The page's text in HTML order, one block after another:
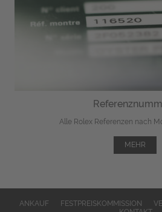
Alle Rolex Referenzen nach
MEHR
ANKAUF FESTPREISKOMMISSION